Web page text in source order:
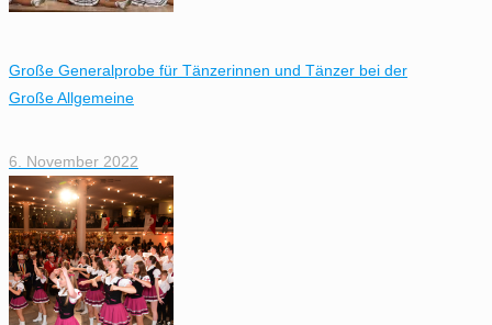
Große Generalprobe für Tänzerinnen und Tänzer bei der
Große Allgemeine
6. November 2022